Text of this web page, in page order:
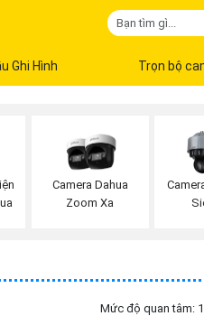
Ghi Hình Trọn bộ
Camera Dahua
Zoom Xa
Mức độ quan tâm: